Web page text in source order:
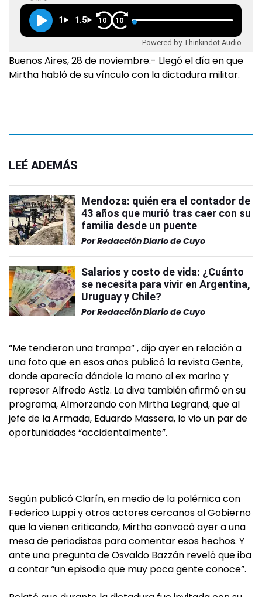
1 1.5 10 10
Powered by Thinkindot Audio
Buenos Aires, 28 de noviembre.- Llegó el día en que
Mirtha habló de su vínculo con la dictadura militar.
LEÉ ADEMÁS
Mendoza: quién era el contador de
43 años que murió tras caer con su
familia desde un puente
PorRedacción Diario de Cuyo
Salarios y costo de vida: ¿Cuánto
se necesita para vivir en Argentina,
Uruguay y Chile?
PorRedacción Diario de Cuyo
“Me tendieron una trampa” , dijo ayer en relación a
una foto que en esos años publicó la revista Gente,
donde aparecía dándole la mano al ex marino y
represor Alfredo Astiz. La diva también afirmó en su
programa, Almorzando con Mirtha Legrand, que al
jefe de la Armada, Eduardo Massera, lo vio un par de
oportunidades “accidentalmente”.
Según publicó Clarín, en medio de la polémica con
Federico Luppi y otros actores cercanos al Gobierno
que la vienen criticando, Mirtha convocó ayer a una
mesa de periodistas para comentar esos hechos. Y
ante una pregunta de Osvaldo Bazzán reveló que iba
a contar “un episodio que muy poca gente conoce”.